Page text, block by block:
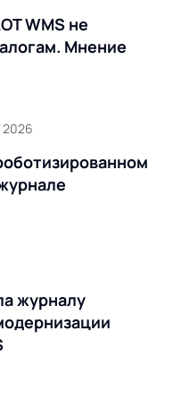
WMS не
Мнение
2026
журналу